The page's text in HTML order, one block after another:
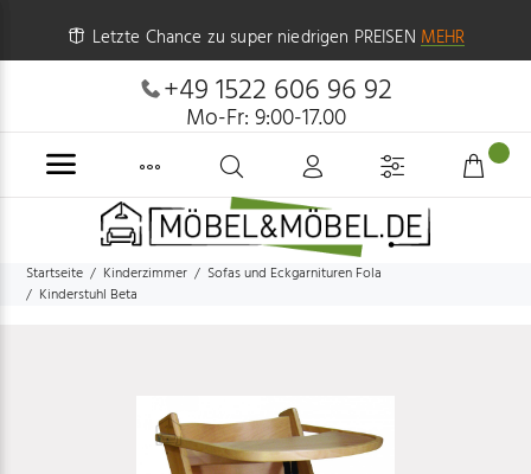
Letzte Chance zu super niedrigen PREISEN MEHR
+49 1522 606 96 92
Mo-Fr: 9:00-17.00
Startseite Kinderzimmer
Sofas und Eckgarnituren Fola
Kinderstuhl Beta